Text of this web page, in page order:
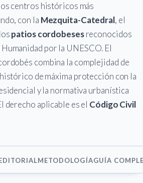
centros históricos más
con la Mezquita-Catedral, el
patios cordobesesreconocidos
por la UNESCO. El
combina la complejidad de
de máxima protección con la
y la normativa urbanística
derecho aplicable es el Código Civil
METODOLOGÍAGUÍA